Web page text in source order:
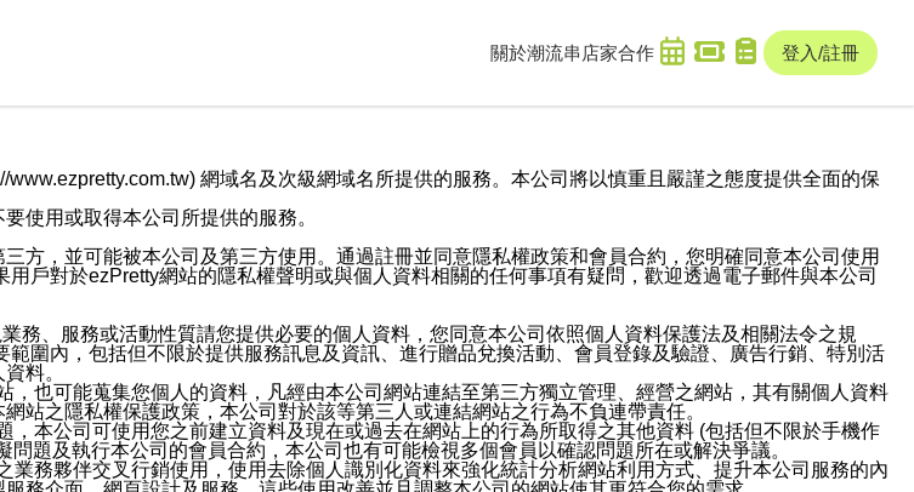
關於潮流串 店家合作 登入/註冊
網域名及次級網域名所提供的服務。本公司將以慎重且嚴謹之態度提供全面的保
使用或取得本公司所提供的服務。
方，並可能被本公司及第三方使用。通過註冊並同意隱私權政策和會員合約，您明確同意本公司使用
戶對於ezPretty網站的隱私權聲明或與個人資料相關的任何事項有疑問，歡迎透過電子郵件與本公司
務、服務或活動性質請您提供必要的個人資料，您同意本公司依照個人資料保護法及相關法令之規
圍內，包括但不限於提供服務訊息及資訊、進行贈品兌換活動、會員登錄及驗證、廣告行銷、特別活
料。
也可能蒐集您個人的資料，凡經由本公司網站連結至第三方獨立管理、經營之網站，其有關個人資料
站之隱私權保護政策，本公司對於該等第三人或連結網站之行為不負連帶責任。
本公司可使用您之前建立資料及現在或過去在網站上的行為所取得之其他資料 (包括但不限於手機作
題及執行本公司的會員合約，本公司也有可能檢視多個會員以確認問題所在或解決爭議。
務夥伴交叉行銷使用，使用去除個人識別化資料來強化統計分析網站利用方式、提升本公司服務的內